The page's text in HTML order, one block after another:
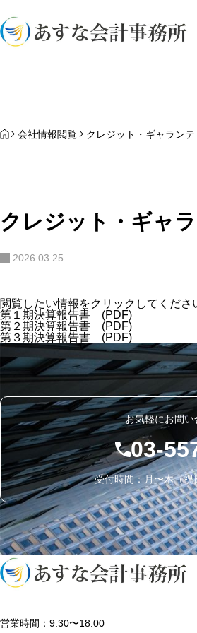
HOME
会社情報閲覧 クレジット・ギャラン
クレジット・ギャ
2026.03.25
閲覧したい情報をクリックしてくださ
第１期決算報告書 (PDF)
第２期決算報告書 (PDF)
第３期決算報告書 (PDF)
お気軽にお問
03-
受付時間：月〜木（祝
営業時間：9:30〜18:00